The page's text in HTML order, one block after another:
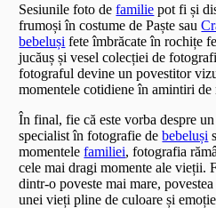
Sesiunile foto defamilie pot fi și
frumoși în costume de Paște sau
bebeluși fete îmbrăcate în rochițe
jucăuș și vesel colecției de
fotograful devine un povestitor
momentele cotidiene în amintiri de
În final, fie că este vorba despre
specialist în fotografie debebeluși
momentelefamiliei, fotografia
cele mai dragi momente ale vieții.
dintr-o poveste mai mare,
unei vieți pline de culoare și